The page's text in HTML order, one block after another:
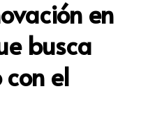
en
busca
el